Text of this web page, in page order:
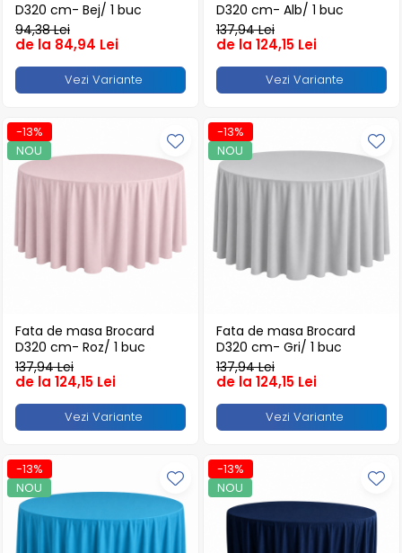
Detergenti Ultra-Concentrati
Articole Natur
Articole Natur + Albe
Boluri
Articole din Hartie
Consumabile
Catering
Servetele
Hartie Copt
Naproane
Port Tacam
Articole din Lemn
Accesorii
Tacamuri
Articole din Plastic PET
Sosiere
Pahare
Articole din Trestie de Zahar
Echipament de Protectie
Mop Talpa
Mop-K
Mopuri Clasice
Racleta Pardoseala
Spalatoare Inox/ Sarma
D320 cm- Bej/ 1 buc
94,38 Lei
de la 84,94 Lei
Vezi Variante
D320 cm- Alb/ 1 buc
137,94 Lei
de la 124,15 Lei
Vezi Variante
-13%
NOU
Fata de masa Brocard
D320 cm- Roz/ 1 buc
137,94 Lei
de la 124,15 Lei
Vezi Variante
-13%
NOU
Fata de masa Brocard
D320 cm- Gri/ 1 buc
137,94 Lei
de la 124,15 Lei
Vezi Variante
-13%
NOU
-13%
NOU